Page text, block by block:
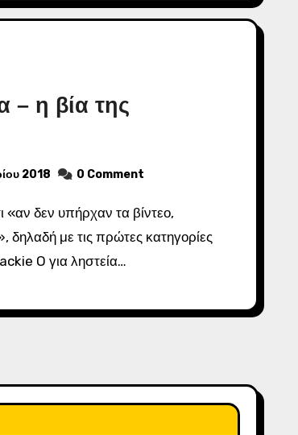
– η βία της
2018 0 Comment
δηλαδή με τις πρώτες κατηγορίες
O για ληστεία…